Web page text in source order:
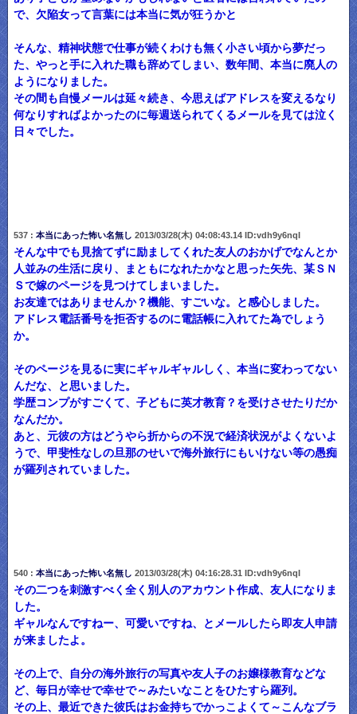
で、欠陥女って言葉には本当に気が狂うかと
そんな、精神状態で仕事が続くわけも無く小さい頃から夢だっ
た、やっと手に入れた職も辞めてしまい、数年間、本当に廃人の
ようになりました。
その間も自慢メールは延々続き、今思えばアドレスを変えるなり
何なりすればよかったのに毎週送られてくるメールを見ては泣く
日々でした。
537 : 本当にあった怖い名無し 2013/03/28(木) 04:08:43.14 ID:vdh9y6nqI
そんな中でも見捨てずに励ましてくれた友人のおかげでなんとか
人並みの生活に戻り、まともになれたかなと思った矢先、某ＳＮ
Ｓで嫁のページを見つけてしまいました。
お友達ではありませんか？機能、すごいな。と感心しました。
アドレス電話番号を拒否するのに電話帳に入れてた為でしょう
か。
そのページを見るに実にギャルギャルしく、本当に変わってない
んだな、と思いました。
学歴コンプがすごくて、子どもに英才教育？を受けさせたりだか
なんだか。
あと、元彼の方はどうやら折からの不況で経済状況がよくないよ
うで、甲斐性なしの旦那のせいで海外旅行にもいけない等の愚痴
が羅列されていました。
540 : 本当にあった怖い名無し 2013/03/28(木) 04:16:28.31 ID:vdh9y6nqI
その二つを刺激すべく全く別人のアカウント作成、友人になりま
した。
ギャルなんですねー、可愛いですね、とメールしたら即友人申請
が来ましたよ。
その上で、自分の海外旅行の写真や友人子のお嬢様教育などな
ど、毎日が幸せで幸せで～みたいなことをひたすら羅列。
その上、最近できた彼氏はお金持ちでかっこよくて～こんなブラ